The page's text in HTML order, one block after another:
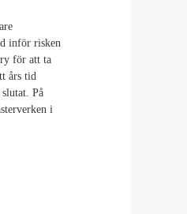
inför risken
för att ta
års tid
På
i